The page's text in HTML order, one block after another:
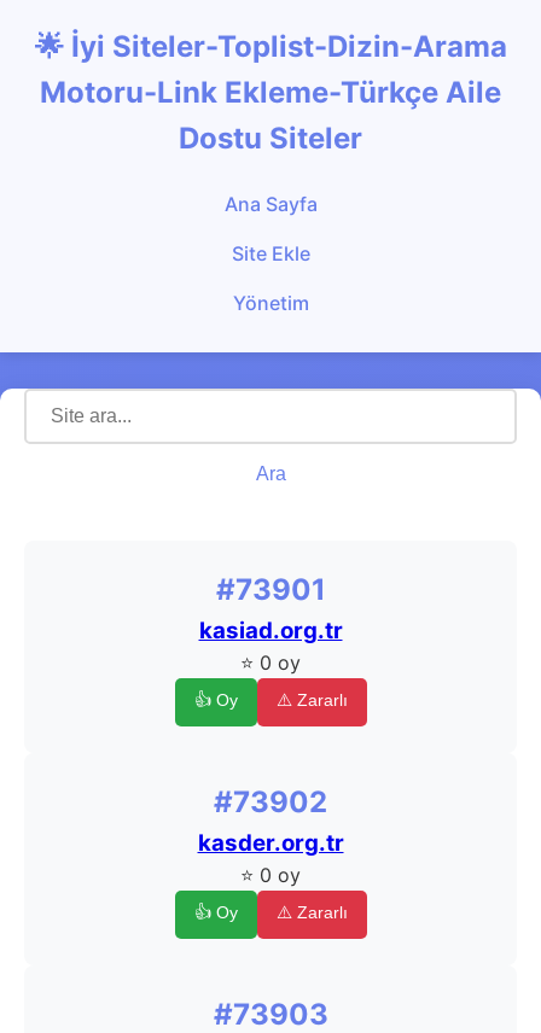
🌟 İyi Siteler-Toplist-Dizin-Arama
Motoru-Link Ekleme-Türkçe Aile
Dostu Siteler
Ana Sayfa
Site Ekle
Yönetim
Ara
#73901
kasiad.org.tr
⭐ 0 oy
👍 Oy ⚠️ Zararlı
#73902
kasder.org.tr
⭐ 0 oy
👍 Oy ⚠️ Zararlı
#73903